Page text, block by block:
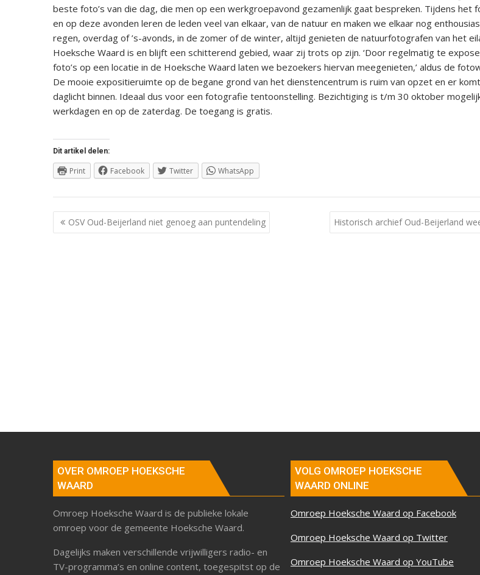
beste foto’s van die dag, die men op een werkgroepavond gezamenlijk gaat bespreken. Tijdens het
en op deze avonden leren de leden veel van elkaar, van de natuur en maken we elkaar nog
regen, overdag of ’s-avonds, in de zomer of de winter, altijd genieten de natuurfotografen van het
Hoeksche Waard is en blijft een schitterend gebied, waar zij trots op zijn. ‘Door regelmatig te
foto’s op een locatie in de Hoeksche Waard laten we bezoekers hiervan meegenieten,’ aldus de
De mooie expositieruimte op de begane grond van het dienstencentrum is ruim van opzet en er
daglicht binnen. Ideaal dus voor een fotografie tentoonstelling. Bezichtiging is t/m 30 oktober
werkdagen en op de zaterdag. De toegang is gratis.
Dit artikel delen:
Print Facebook Twitter WhatsApp
Berichtnavigatie
OSV Oud-Beijerland niet genoeg aan puntendeling Historisch archief Oud-Beijerland
OVER OMROEP HOEKSCHE
WAARD
Omroep Hoeksche Waard is de publieke lokale
omroep voor de gemeente Hoeksche Waard.
Dagelijks maken verschillende vrijwilligers radio- en
TV-programma’s en online content, toegespitst op de
VOLG OMROEP HOEKSCHE
WAARD ONLINE
Omroep Hoeksche Waard op Facebook
Omroep Hoeksche Waard op Twitter
Omroep Hoeksche Waard op YouTube